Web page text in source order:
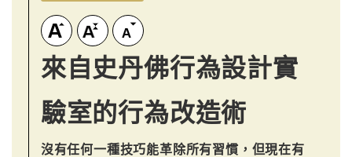
來自史丹佛行為設計實
驗室的行為改造術
沒有任何一種技巧能革除所有習慣，但現在有